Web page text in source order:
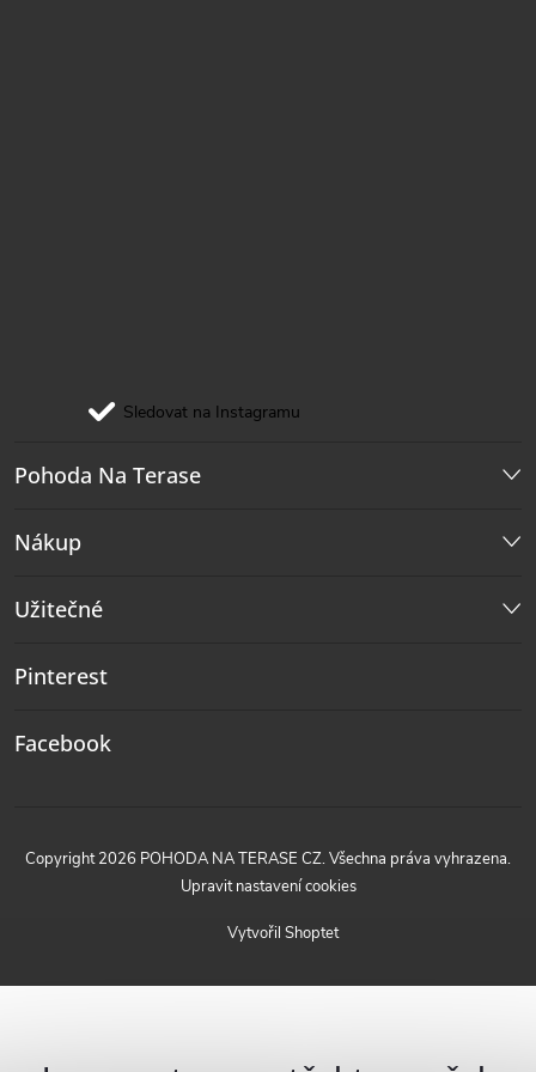
Sledovat na Instagramu
Pohoda Na Terase
Nákup
Užitečné
Pinterest
Facebook
Vytvořil Shoptet
Copyright 2026 POHODA NA TERASE CZ. Všechna práva vyhrazena.
Upravit nastavení cookies